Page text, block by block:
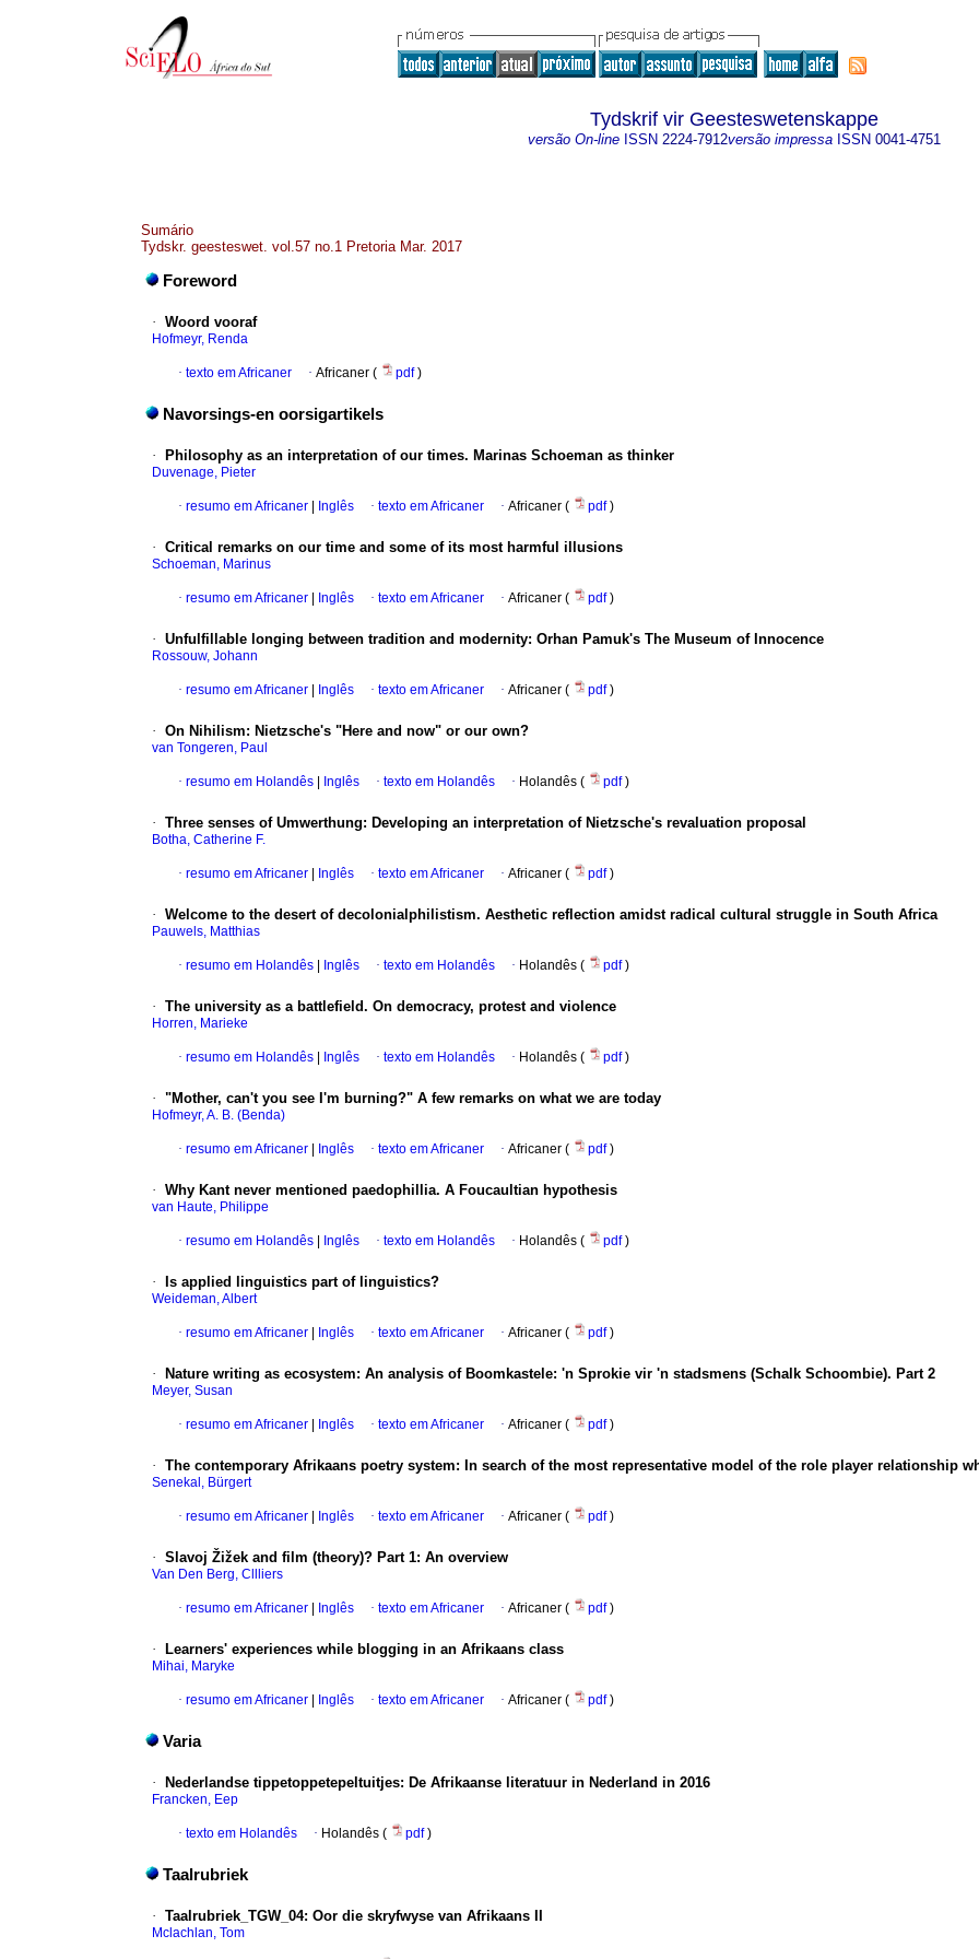
Tydskrif vir Geesteswetenskappe
versão On-line ISSN 2224-7912versão impressa ISSN 0041-4751
Sumário
Tydskr. geesteswet. vol.57 no.1 Pretoria Mar. 2017
Foreword
· Woord vooraf
Hofmeyr, Renda
· texto em Africaner · Africaner ( pdf)
Navorsings-en oorsigartikels
· Philosophy as an interpretation of our times. Marinas Schoeman as thinker
Duvenage, Pieter
· resumo em Africaner Inglês · texto em Africaner · Africaner ( pdf)
· Critical remarks on our time and some of its most harmful illusions
Schoeman, Marinus
· resumo em Africaner Inglês · texto em Africaner · Africaner ( pdf)
· Unfulfillable longing between tradition and modernity: Orhan Pamuk's The Museum of Innocence
Rossouw, Johann
· resumo em Africaner Inglês · texto em Africaner · Africaner ( pdf)
· On Nihilism: Nietzsche's "Here and now" or our own?
van Tongeren, Paul
· resumo em Holandês Inglês · texto em Holandês · Holandês ( pdf)
· Three senses of Umwerthung: Developing an interpretation of Nietzsche's revaluation proposal
Botha, Catherine F.
· resumo em Africaner Inglês · texto em Africaner · Africaner ( pdf)
· Welcome to the desert of decolonialphilistism. Aesthetic reflection amidst radical cultural struggle in South Africa
Pauwels, Matthias
· resumo em Holandês Inglês · texto em Holandês · Holandês ( pdf)
· The university as a battlefield. On democracy, protest and violence
Horren, Marieke
· resumo em Holandês Inglês · texto em Holandês · Holandês ( pdf)
· "Mother, can't you see I'm burning?" A few remarks on what we are today
Hofmeyr, A. B. (Benda)
· resumo em Africaner Inglês · texto em Africaner · Africaner ( pdf)
· Why Kant never mentioned paedophillia. A Foucaultian hypothesis
van Haute, Philippe
· resumo em Holandês Inglês · texto em Holandês · Holandês ( pdf)
· Is applied linguistics part of linguistics?
Weideman, Albert
· resumo em Africaner Inglês · texto em Africaner · Africaner ( pdf)
· Nature writing as ecosystem: An analysis of Boomkastele: 'n Sprokie vir 'n stadsmens (Schalk Schoombie). Part 2
Meyer, Susan
· resumo em Africaner Inglês · texto em Africaner · Africaner ( pdf)
· The contemporary Afrikaans poetry system: In search of the most representative model of the role player relationship
Senekal, Bürgert
· resumo em Africaner Inglês · texto em Africaner · Africaner ( pdf)
· Slavoj Žižek and film (theory)? Part 1: An overview
Van Den Berg, Cllliers
· resumo em Africaner Inglês · texto em Africaner · Africaner ( pdf)
· Learners' experiences while blogging in an Afrikaans class
Mihai, Maryke
· resumo em Africaner Inglês · texto em Africaner · Africaner ( pdf)
Varia
· Nederlandse tippetoppetepeltuitjes: De Afrikaanse literatuur in Nederland in 2016
Francken, Eep
· texto em Holandês · Holandês ( pdf)
Taalrubriek
· Taalrubriek_TGW_04: Oor die skryfwyse van Afrikaans II
Mclachlan, Tom